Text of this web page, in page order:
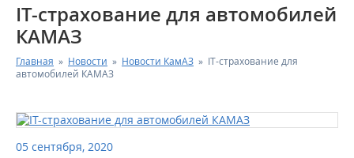
КАТАЛОГ АВТОТЕХНИКИ
ЗАПАСНЫЕ ЧАСТИ
IT-страхование для автомобилей
КАМАЗ
Главная » Новости » Новости КамАЗ » IT-страхование для
автомобилей КАМАЗ
05 сентября, 2020